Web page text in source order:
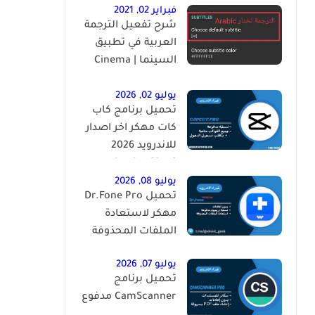
فبراير 02, 2021
شرح تفعيل الترجمة
العربية في تطبيق
السينما | ‏Cinema
يوليو 02, 2026
تحميل برنامج كاب
كات مهكر اخر اصدار
للاندرويد 2026
يوليو 08, 2026
تحميل Dr.Fone Pro
مهكر لاستعادة
الملفات المحذوفة
يوليو 07, 2026
تحميل برنامج
CamScanner مدفوع